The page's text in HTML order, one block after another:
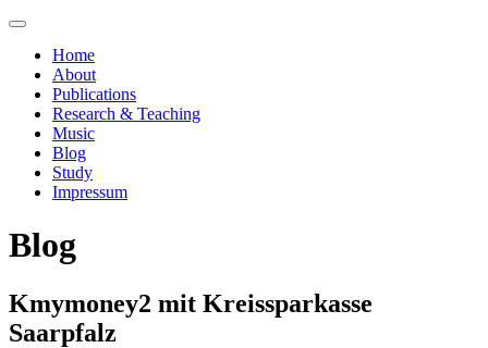
Home
About
Publications
Research & Teaching
Music
Blog
Study
Impressum
Blog
Kmymoney2 mit Kreissparkasse
Saarpfalz